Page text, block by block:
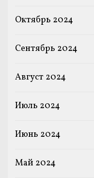
Октябрь 2024
Сентябрь 2024
Август 2024
Июль 2024
Июнь 2024
Май 2024